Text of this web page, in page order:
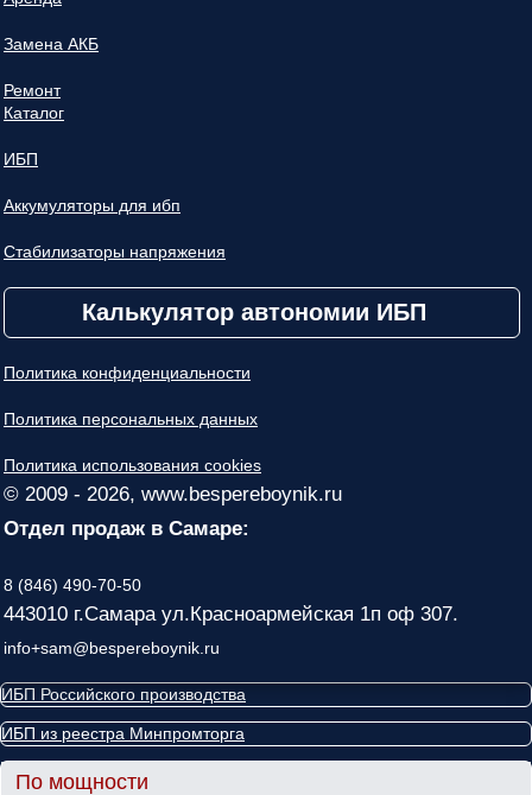
Замена АКБ
Ремонт
Каталог
ИБП
Аккумуляторы для ибп
Стабилизаторы напряжения
Калькулятор автономии ИБП
Политика конфиденциальности
Политика персональных данных
Политика использования cookies
© 2009 - 2026, www.bespereboynik.ru
Отдел продаж в Самаре:
8 (846) 490-70-50
443010 г.Самара ул.Красноармейская 1п оф 307.
info+sam@bespereboynik.ru
ИБП Российского производства
ИБП из реестра Минпромторга
По мощности